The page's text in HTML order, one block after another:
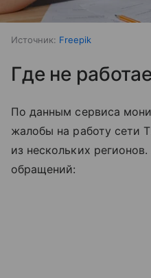
Источник: Freepik
Где не
По данным сервиса
жалобы на работу сети
из нескольких
обращений: